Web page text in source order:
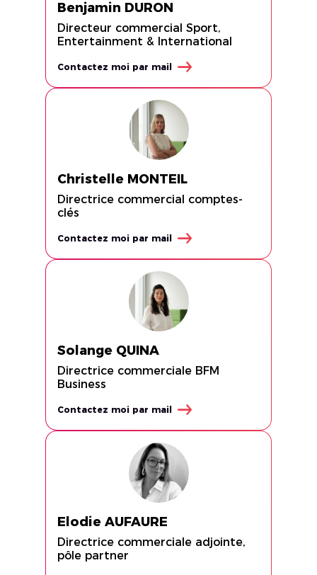
Benjamin DURON
Directeur commercial Sport,
Entertainment & International
Contactez moi par mail
Christelle MONTEIL
Directrice commercial comptes-
clés
Contactez moi par mail
Solange QUINA
Directrice commerciale BFM
Business
Contactez moi par mail
Elodie AUFAURE
Directrice commerciale adjointe,
pôle partner